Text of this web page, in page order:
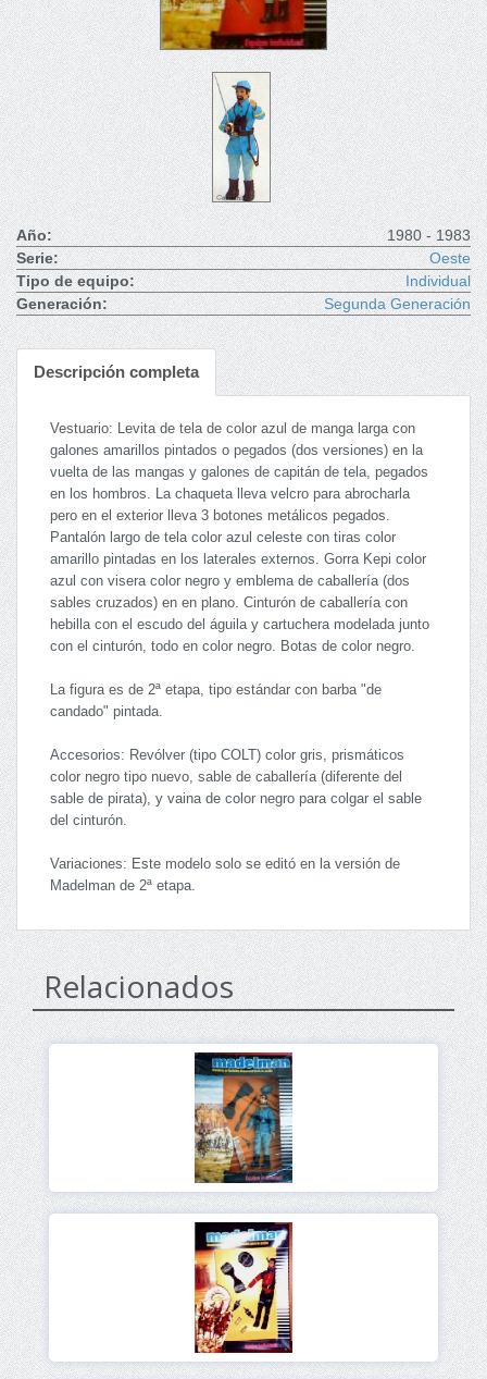
Año:
1980 - 1983
Serie:
Oeste
Tipo de equipo:
Individual
Generación:
Segunda Generación
Descripción completa
Vestuario: Levita de tela de color azul de manga larga con
galones amarillos pintados o pegados (dos versiones) en la
vuelta de las mangas y galones de capitán de tela, pegados
en los hombros. La chaqueta lleva velcro para abrocharla
pero en el exterior lleva 3 botones metálicos pegados.
Pantalón largo de tela color azul celeste con tiras color
amarillo pintadas en los laterales externos. Gorra Kepi color
azul con visera color negro y emblema de caballería (dos
sables cruzados) en en plano. Cinturón de caballería con
hebilla con el escudo del águila y cartuchera modelada junto
con el cinturón, todo en color negro. Botas de color negro.
La figura es de 2ª etapa, tipo estándar con barba "de
candado" pintada.
Accesorios: Revólver (tipo COLT) color gris, prismáticos
color negro tipo nuevo, sable de caballería (diferente del
sable de pirata), y vaina de color negro para colgar el sable
del cinturón.
Variaciones: Este modelo solo se editó en la versión de
Madelman de 2ª etapa.
Relacionados
Ver
Ver